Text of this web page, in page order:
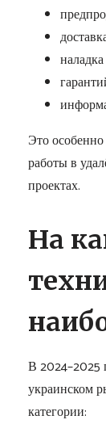
Это
работы в
проектах.
На
В 2024–2025
украинском
категории: